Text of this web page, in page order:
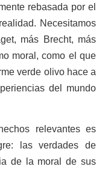
rebasada por el
Necesitamos
más Brecht, más
moral, como el que
verde olivo hace a
del mundo
relevantes es
las verdades de
de la moral de sus